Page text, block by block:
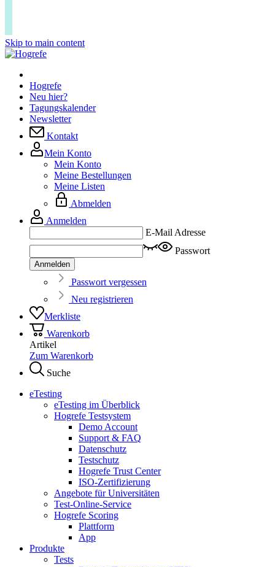
Skip to main content
Hogrefe
Neu hier?
Tagungskalender
Newsletter
Kontakt
Mein Konto
Mein Konto
Meine Bestellungen
Meine Listen
Abmelden
Anmelden
E-Mail Adresse
Passwort
Anmelden
Passwort vergessen
Neu registrieren
Merkliste
Warenkorb
Artikel
Zum Warenkorb
Suche
eTesting
eTesting im Überblick
Hogrefe Testsystem
Demo Account
Support & FAQ
Datenschutz
Testschutz
Hogrefe Trust Center
ISO-Zertifizierung
Angebote für Universitäten
Test-Online-Service
Hogrefe Scoring
Plattform
App
Produkte
Tests